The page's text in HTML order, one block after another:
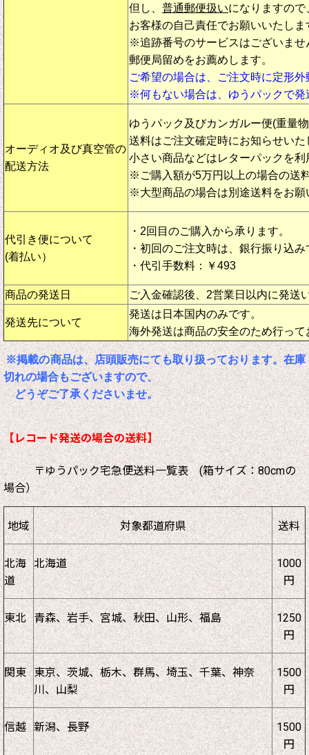
但し、 普通郵便扱いになりますの
お客様の自己責任でお願いいたしま
※追跡番号のサービスはございませ
郵便局留めをお薦めします。
ご希望の場合は、ご注文時に定形
※何もない場合は、ゆうパックで発
オーディオ及び真空管の
配送方法
ゆうパック及びカンガルー便(重量
送料はご注文確定時にお知らせいた
小さい商品などはレターパックを利
※ご購入額が5万円以上の場合の送
※大型商品の場合は別途送料をお願
代引き便について
(着払い）
・2回目のご購入から承ります。
・初回のご注文時は、銀行振り込
・代引手数料：￥493
商品の発送日 ご入金確認後、2営業日以内に発送
発送先について
発送は日本国内のみです。
海外発送は商品の安全のため行って
※掲載の商品は、店頭販売にても取り扱っております。在庫
切れの場合もございますので、
どうぞご了承くださいませ。
【レコード発送の場合の送料】
〒ゆうパック宅急便送料一覧表 (箱サイズ：80cmの
場合）
地域 対象都道府県 送料
北海
道
北海道
1000
円
東北 青森、岩手、宮城、秋田、山形、福島
1250
円
関東 東京、茨城、栃木、群馬、埼玉、千葉、神奈
川、山梨
1500
円
信越 新潟、長野
1500
円